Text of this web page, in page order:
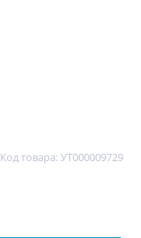
Код товара: УТ000009729